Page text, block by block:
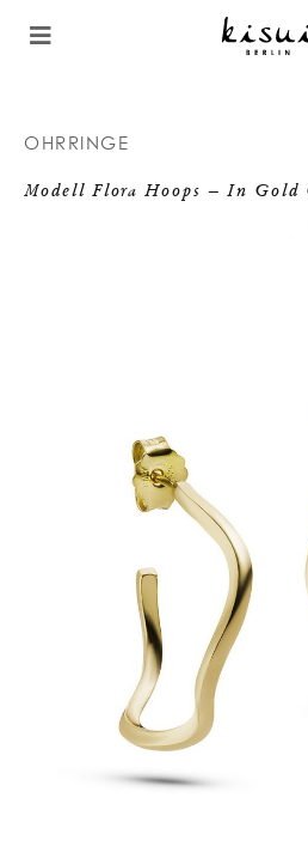
OHRRINGE
Modell Flora Hoops – In Gold